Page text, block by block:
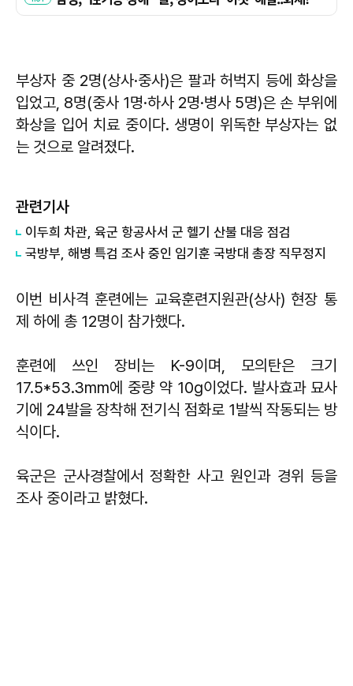
부상자 중 2명(상사·중사)은 팔과 허벅지 등에 화상을
입었고, 8명(중사 1명·하사 2명·병사 5명)은 손 부위에
화상을 입어 치료 중이다. 생명이 위독한 부상자는 없
는 것으로 알려졌다.
관련기사
이두희 차관, 육군 항공사서 군 헬기 산불 대응 점검
국방부, 해병 특검 조사 중인 임기훈 국방대 총장 직무정지
이번 비사격 훈련에는 교육훈련지원관(상사) 현장 통
제 하에 총 12명이 참가했다.
훈련에 쓰인 장비는 K-9이며, 모의탄은 크기
17.5*53.3mm에 중량 약 10g이었다. 발사효과 묘사
기에 24발을 장착해 전기식 점화로 1발씩 작동되는 방
식이다.
육군은 군사경찰에서 정확한 사고 원인과 경위 등을
조사 중이라고 밝혔다.